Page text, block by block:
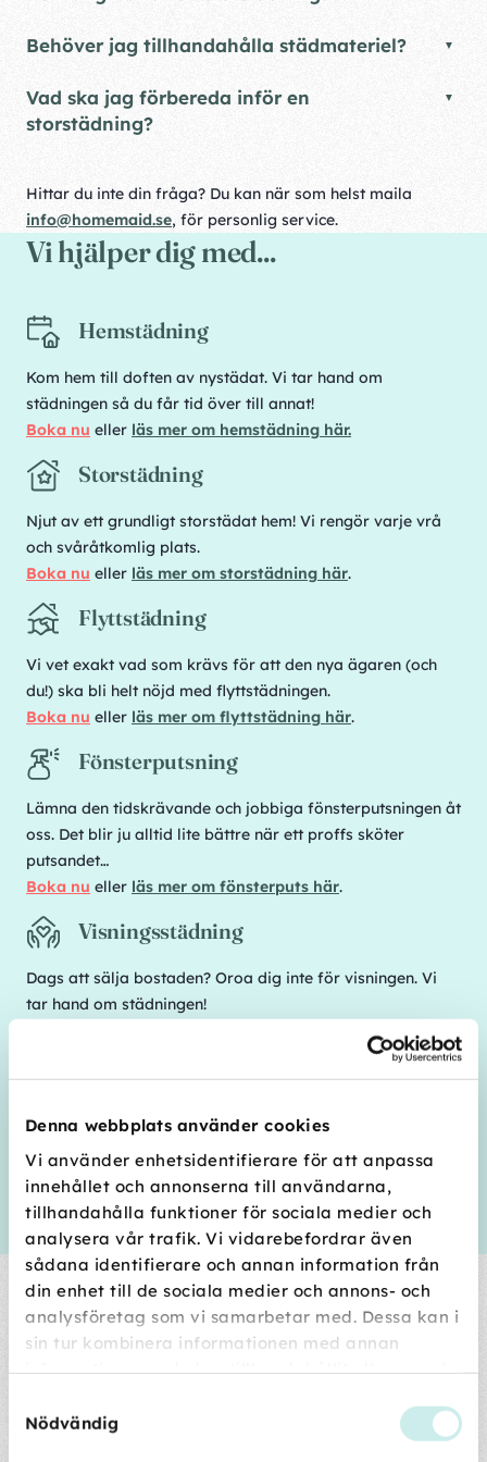
Denna webbplats använder cookies
Vi använder enhetsidentifierare för att anpassa
innehållet och annonserna till användarna,
tillhandahålla funktioner för sociala medier och
analysera vår trafik. Vi vidarebefordrar även
sådana identifierare och annan information från
din enhet till de sociala medier och annons- och
analysföretag som vi samarbetar med. Dessa kan i
sin tur kombinera informationen med annan
information som du har tillhandahållit eller som de
Nödvändig
Behöver jag tillhandahålla städmateriel?
Vad ska jag förbereda inför en
storstädning?
Hittar du inte din fråga? Du kan när som helst maila
info@homemaid.se, för personlig service.
Vi hjälper dig med...
Hemstädning
Kom hem till doften av nystädat. Vi tar hand om
städningen så du får tid över till annat!
Boka nu eller läs mer om hemstädning här.
Storstädning
Njut av ett grundligt storstädat hem! Vi rengör varje vrå
och svåråtkomlig plats.
Boka nu eller läs mer om storstädning här.
Flyttstädning
Vi vet exakt vad som krävs för att den nya ägaren (och
du!) ska bli helt nöjd med flyttstädningen.
Boka nu eller läs mer om flyttstädning här.
Fönsterputsning
Lämna den tidskrävande och jobbiga fönsterputsningen åt
oss. Det blir ju alltid lite bättre när ett proffs sköter
putsandet…
Boka nu eller läs mer om fönsterputs här.
Visningsstädning
Dags att sälja bostaden? Oroa dig inte för visningen. Vi
tar hand om städningen!
läs mer om visningsstädning här
... och lite av varje
Tvätta och stryka, bona golv, passa ditt hem under
med din hemstädning. Har du inte abonnemang på
hemstäd så kan vi självklart hjälpa dig ändå!
Boka nu
eller läs om våra övriga tjänster här.
Fyra bra skäl att välja HomeMaid